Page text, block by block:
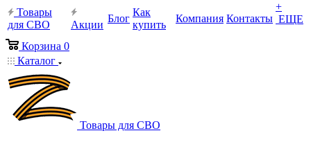
Товары
для СВО
Акции
Блог
Как
купить
Компания Контакты
+
ЕЩЕ
Корзина 0
Каталог
Товары для СВО